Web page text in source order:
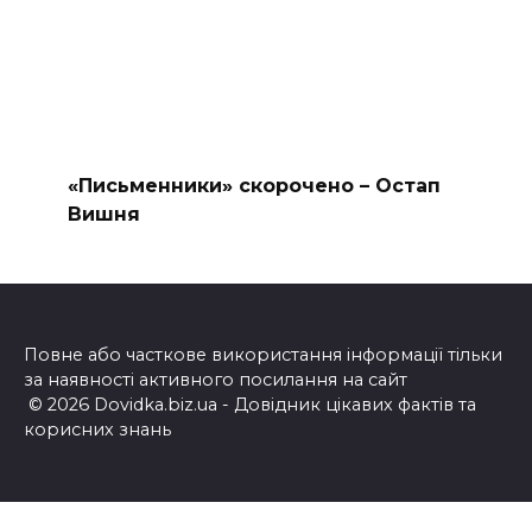
«Письменники» скорочено – Остап
Вишня
Повне або часткове використання інформації тільки
за наявності активного посилання на сайт
© 2026 Dovidka.biz.ua - Довідник цікавих фактів та
корисних знань